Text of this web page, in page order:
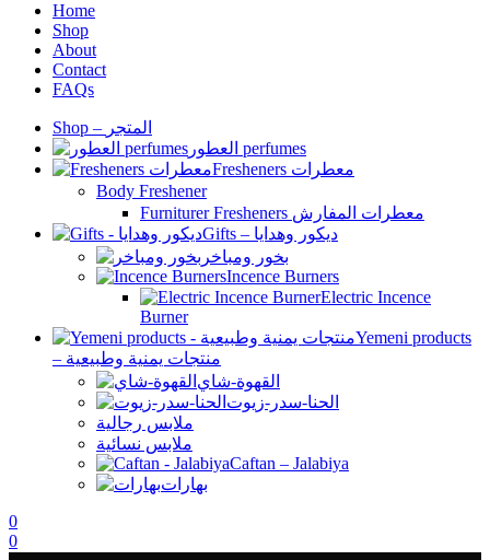
Home
Shop
About
Contact
FAQs
Shop – المتجر
العطور perfumes
Fresheners معطرات
Body Freshener
Furniturer Fresheners معطرات المفارش
Gifts – ديكور وهدايا
بخور ومباخر
Incence Burners
Electric Incence
Burner
Yemeni products
– منتجات يمنية وطبيعية
القهوة-شاي
الحنا-سدر-زيوت
ملابس رجالية
ملابس نسائية
Caftan – Jalabiya
بهارات
0
0